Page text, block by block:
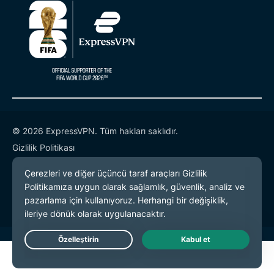
© 2026 ExpressVPN. Tüm hakları saklıdır.
Gizlilik Politikası
Hizmet Koşulları
Çerez Tercihleri
Live Chat